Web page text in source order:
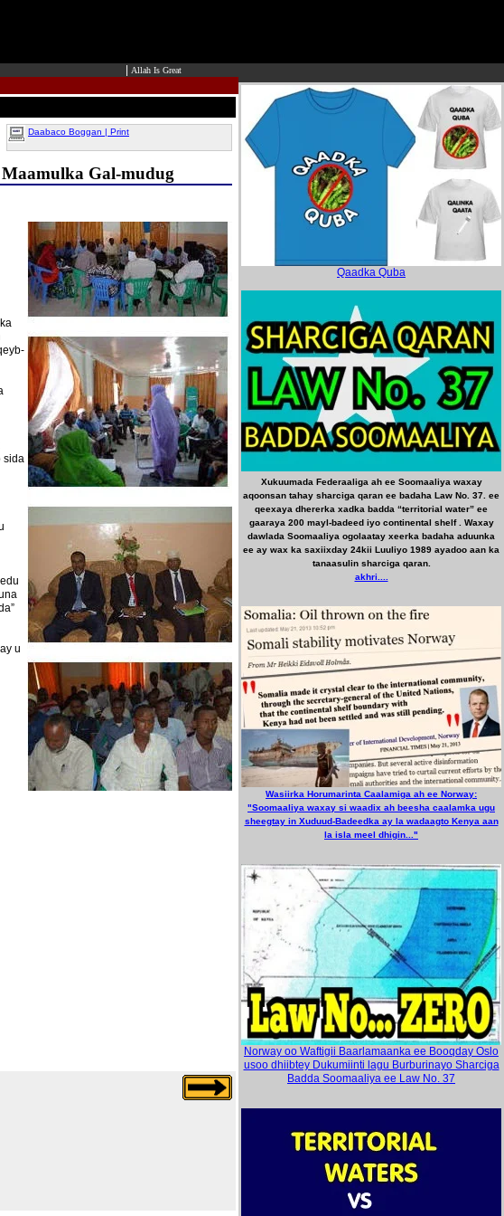
Allah Is Great
Daabaco Boggan | Print
Gal-mudug
sida
u
Qaadka Quba
Xukuumada Federaaliga ah ee Soomaaliya waxay
aqoonsan tahay sharciga qaran ee badaha Law No. 37. ee
qeexaya dhererka xadka badda “territorial water” ee
gaaraya 200 mayl-badeed iyo continental shelf . Waxay
dawlada Soomaaliya ogolaatay xeerka badaha aduunka
ee ay wax ka saxiixday 24kii Luuliyo 1989 ayadoo aan ka
tanaasulin sharciga qaran.
akhri....
Wasiirka Horumarinta Caalamiga ah ee Norway:
"Soomaaliya waxay si waadix ah beesha caalamka ugu
sheegtay in Xuduud-Badeedka ay la wadaagto Kenya aan
la isla meel dhigin..."
Norway oo Waftigii Baarlamaanka ee Booqday Oslo
usoo dhiibtey Dukumiinti lagu Burburinayo Sharciga
Badda Soomaaliya ee Law No. 37